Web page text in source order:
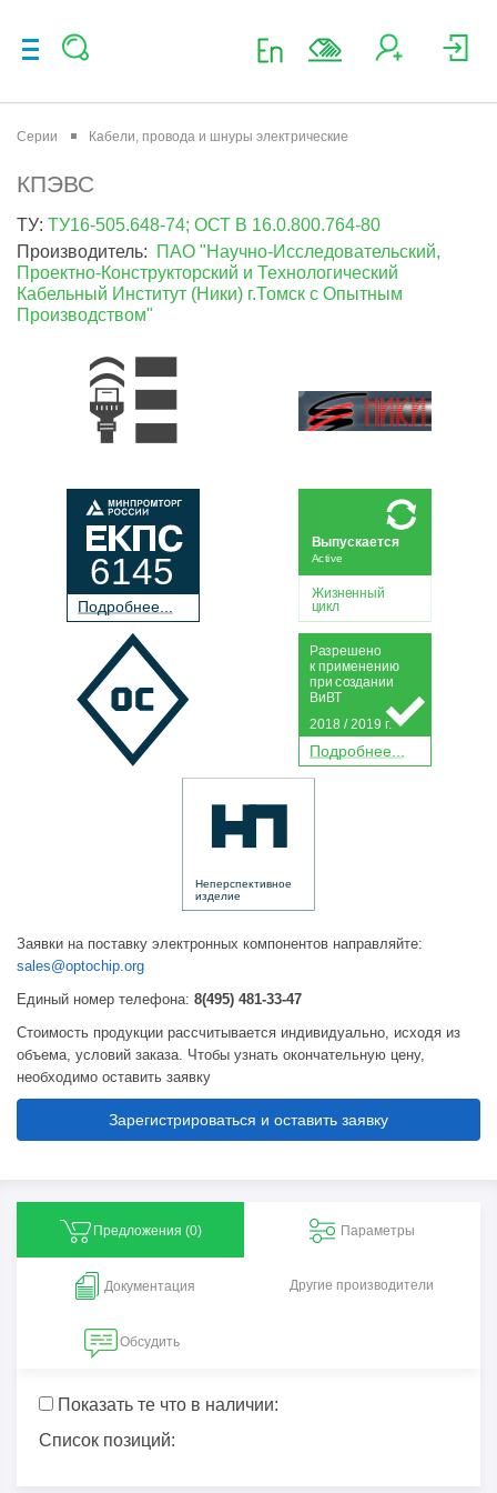
Серии Кабели, провода и шнуры электрические
КПЭВС
ТУ: ТУ16-505.648-74; ОСТ В 16.0.800.764-80
Производитель: ПАО "Научно-Исследовательский,
Проектно-Конструкторский и Технологический
Кабельный Институт (Ники) г.Томск с Опытным
Производством"
Подробнее...
6145
Жизненный
цикл
Active
Выпускается
Подробнее...
Разрешено
к применению
присоздании
Ви ВТ
2018 / 2019 г.
Неперспективное
изделие
Заявки на поставку электронных компонентов направляйте:
sales@optochip.org
Единый номер телефона: 8(495) 481-33-47
Стоимость продукции рассчитывается индивидуально, исходя из
объема, условий заказа. Чтобы узнать окончательную цену,
необходимо оставить заявку
Зарегистрироваться и оставить заявку
Предложения (0) Параметры
Документация Другие производители
Обсудить
Показать те что в наличии:
Список позиций: